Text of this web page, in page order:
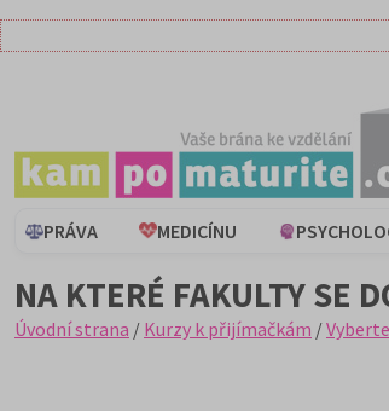
PRÁVA MEDICÍNU
NA KTERÉ FAKULTY SE
Úvodní strana / Kurzy k přijímačkám /